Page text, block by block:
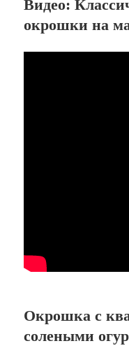
Видео:
окрошки на
Окрошка с
солеными